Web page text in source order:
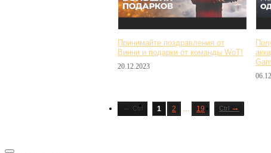
Принимайте поздравления от
Винни и подарки от команды WoT!
20.12.2023
← Ctrl 1 2 … 19 Ctrl →